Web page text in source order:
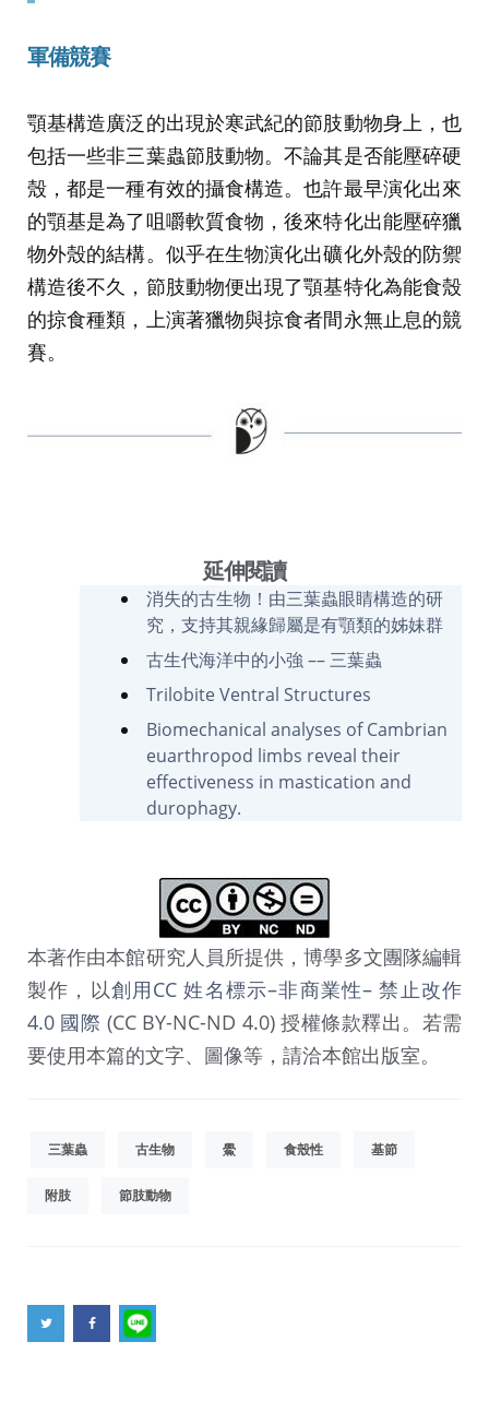
軍備競賽
顎基構造廣泛的出現於寒武紀的節肢動物身上，也
包括一些非三葉蟲節肢動物。不論其是否能壓碎硬
殼，都是一種有效的攝食構造。也許最早演化出來
的顎基是為了咀嚼軟質食物，後來特化出能壓碎獵
物外殼的結構。似乎在生物演化出礦化外殼的防禦
構造後不久，節肢動物便出現了顎基特化為能食殼
的掠食種類，上演著獵物與掠食者間永無止息的競
賽。
延伸閱讀
消失的古生物！由三葉蟲眼睛構造的研
究，支持其親緣歸屬是有顎類的姊妹群
古生代海洋中的小強 –– 三葉蟲
Trilobite Ventral Structures
Biomechanical analyses of Cambrian
euarthropod limbs reveal their
effectiveness in mastication and
durophagy.
本著作由本館研究人員所提供，博學多文團隊編輯
製作，以創用CC 姓名標示–非商業性– 禁止改作
4.0 國際 (CC BY-NC-ND 4.0) 授權條款釋出。若需
要使用本篇的文字、圖像等，請洽本館出版室。
三葉蟲 古生物 鱟 食殼性 基節
附肢 節肢動物